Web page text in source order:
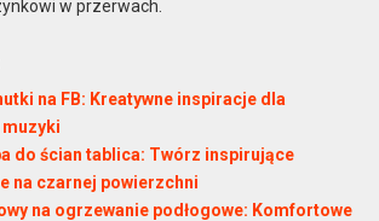
w przerwach.
na FB: Kreatywne inspiracje dla
muzyki
do ścian tablica: Twórz inspirujące
na czarnej powierzchni
na ogrzewanie podłogowe: Komfortowe